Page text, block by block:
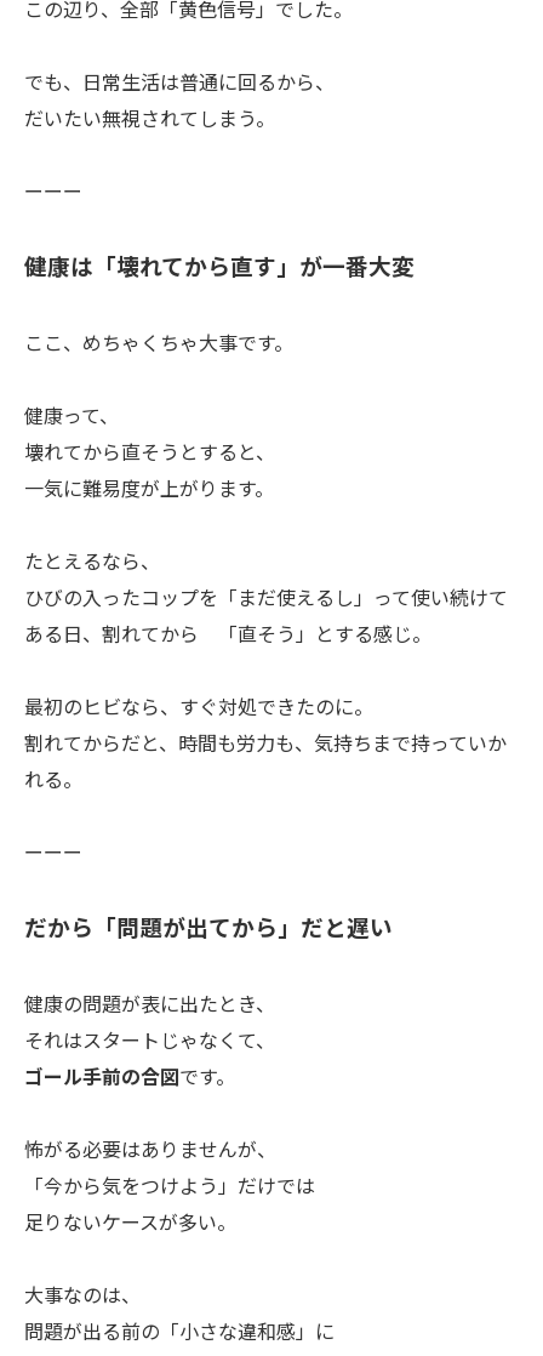
この辺り、全部「黄色信号」でした。
でも、日常生活は普通に回るから、
だいたい無視されてしまう。
ーーー
健康は「壊れてから直す」が一番大変
ここ、めちゃくちゃ大事です。
健康って、
壊れてから直そうとすると、
一気に難易度が上がります。
たとえるなら、
ひびの入ったコップを「まだ使えるし」って使い続けて
ある日、割れてから 「直そう」とする感じ。
最初のヒビなら、すぐ対処できたのに。
割れてからだと、時間も労力も、気持ちまで持っていか
れる。
ーーー
だから「問題が出てから」だと遅い
健康の問題が表に出たとき、
それはスタートじゃなくて、
ゴール手前の合図です。
怖がる必要はありませんが、
「今から気をつけよう」だけでは
足りないケースが多い。
大事なのは、
問題が出る前の「小さな違和感」に